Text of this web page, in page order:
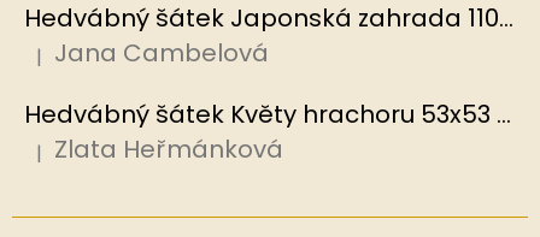
Hedvábný šátek Japonská zahrada 110x110 cm v dárkovém balení, HEDVÁBNÝ SVĚT
Hodnocení produktu je 5 z 5 hvězdiček.
| Jana Cambelová
Hedvábný šátek Květy hrachoru 53x53 cm v dárkovém balení, HEDVÁBNÝ SVĚT
Hodnocení produktu je 5 z 5 hvězdiček.
| Zlata Heřmánková